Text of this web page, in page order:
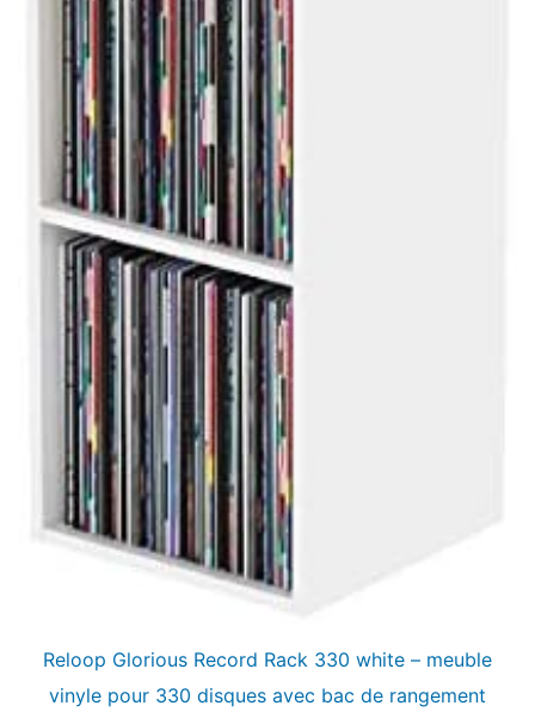
Reloop Glorious Record Rack 330 white – meuble
vinyle pour 330 disques avec bac de rangement